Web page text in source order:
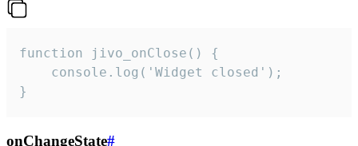
function jivo_onClose() {
    console.log('Widget closed');
}
onChangeState#